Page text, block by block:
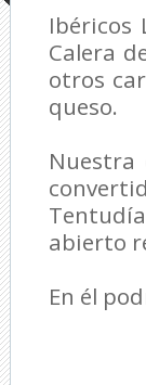
Ibéricos
Calera
otros
queso.
Nuestra
abierto
En él